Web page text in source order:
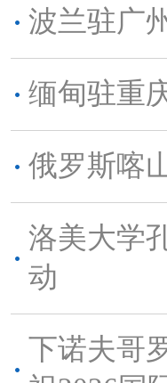
波兰驻广
缅甸驻重
俄罗斯喀
洛美大学
动
下诺夫哥